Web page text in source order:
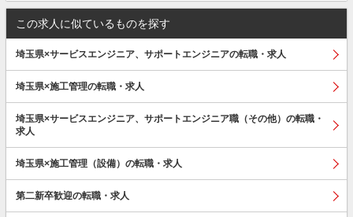
この求人に似ているものを探す
埼玉県×サービスエンジニア、サポートエンジニアの転職・求人
埼玉県×施工管理の転職・求人
埼玉県×サービスエンジニア、サポートエンジニア職（その他）の転職・
求人
埼玉県×施工管理（設備）の転職・求人
第二新卒歓迎の転職・求人